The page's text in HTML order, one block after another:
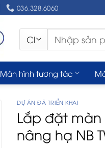
036.328.6060
Tìm
kiếm:
Màn hình tương tác
DỰ ÁN ĐÃ TRIỂN KHAI
Lắp đặt màn
nâng hạ NB